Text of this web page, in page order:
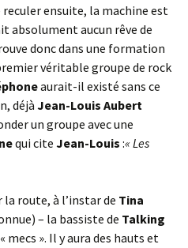
reculer ensuite, la machine est
absolument aucun rêve de
donc dans une formation
véritable groupe de rock
aurait-il existé sans ce
déjà Jean-Louis Aubert
un groupe avec une
qui cite Jean-Louis :« Les
la route, à l’instar de Tina
– la bassiste de Talking
mecs ». Il y aura des hauts et